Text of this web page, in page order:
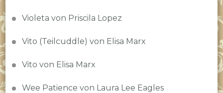
Violeta von Priscila Lopez
Vito (Teilcuddle) von Elisa Marx
Vito von Elisa Marx
Wee Patience von Laura Lee Eagles